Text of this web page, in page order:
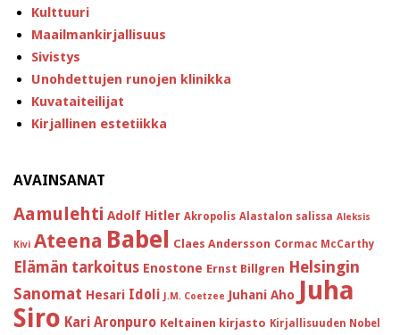
Kulttuuri
Maailmankirjallisuus
Sivistys
Unohdettujen runojen klinikka
Kuvataiteilijat
Kirjallinen estetiikka
AVAINSANAT
Aamulehti Adolf Hitler Akropolis Alastalon salissa Aleksis
Kivi Ateena Babel Claes Andersson Cormac McCarthy
Elämän tarkoitus Enostone Ernst Billgren Helsingin
Sanomat Hesari Idoli J.M. Coetzee Juhani Aho Juha
Siro Kari Aronpuro Keltainen kirjasto Kirjallisuuden Nobel